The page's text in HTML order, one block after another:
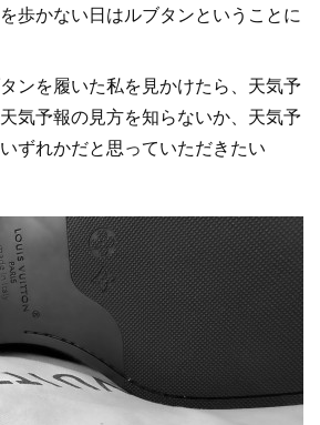
歩かない日はルブタンということに
ンを履いた私を見かけたら、天気予
気予報の見方を知らないか、天気予
ずれかだと思っていただきたい